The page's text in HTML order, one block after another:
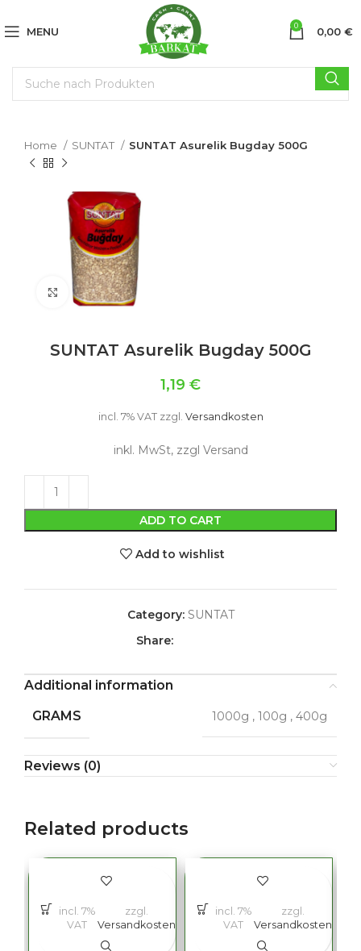
MENU 0 0,00 €
Home SUNTAT SUNTAT Asurelik Bugday 500G
Click to enlarge
SUNTAT Asurelik Bugday 500G
1,19 €
incl. 7% VAT zzgl. Versandkosten
inkl. MwSt, zzgl Versand
ADD TO CART
Add to wishlist
Category: SUNTAT
Share:
Additional information
GRAMS
1000g , 100g , 400g
Reviews (0)
Related products
incl. 7%
VAT
zzgl.
Versandkosten
incl. 7%
VAT
zzgl.
Versandkosten